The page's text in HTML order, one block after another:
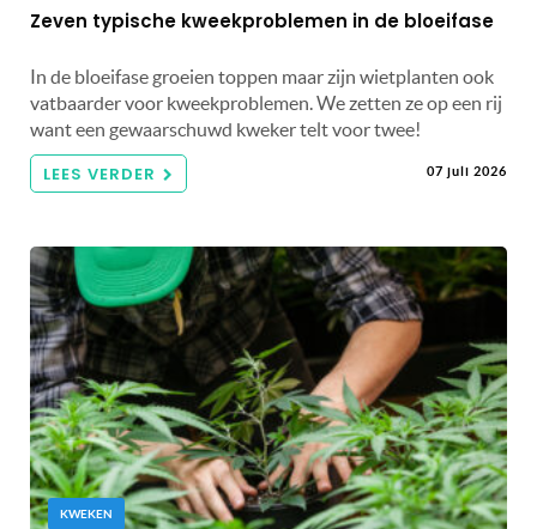
Zeven typische kweekproblemen in de bloeifase
In de bloeifase groeien toppen maar zijn wietplanten ook
vatbaarder voor kweekproblemen. We zetten ze op een rij
want een gewaarschuwd kweker telt voor twee!
LEES VERDER 07 juli 2026
KWEKEN